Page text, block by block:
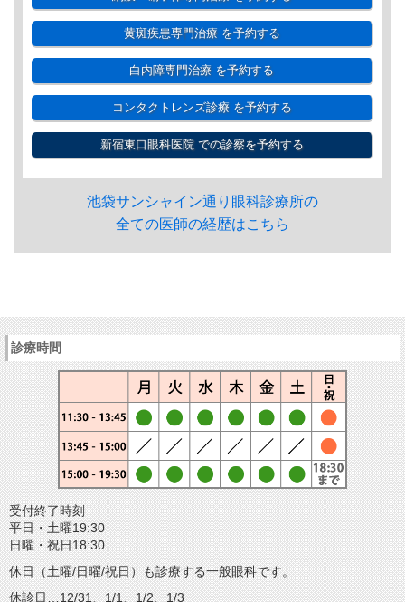
黄斑疾患専門治療を予約する
白内障専門治療 を予約する
コンタクトレンズ診療を予約する
新宿東口眼科医院での診察を予約する
池袋サンシャイン通り眼科診療所の
全ての医師の経歴はこちら
診療時間
受付終了時刻
平日・土曜19:30
日曜・祝日18:30
休日（土曜/日曜/祝日）も診療する一般眼科です。
休診日…12/31、1/1、1/2、1/3